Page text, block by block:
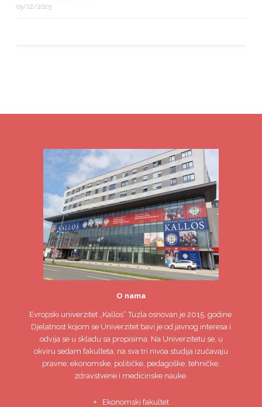
03/12/2025
O nama
Evropski univerzitet„Kallos“ Tuzla osnovan je 2015. godine.
Djelatnost kojom se Univerzitet bavi je od javnog interesa i
odvija se u skladu sa propisima. Na Univerzitetu se, u
okviru sedam fakulteta, na sva tri nivoa studija izučavaju
pravne, ekonomske, političke, pedagoške, tehničke,
zdravstvene i medicinske nauke.
Ekonomski fakultet